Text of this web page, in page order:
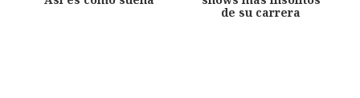
de su carrera